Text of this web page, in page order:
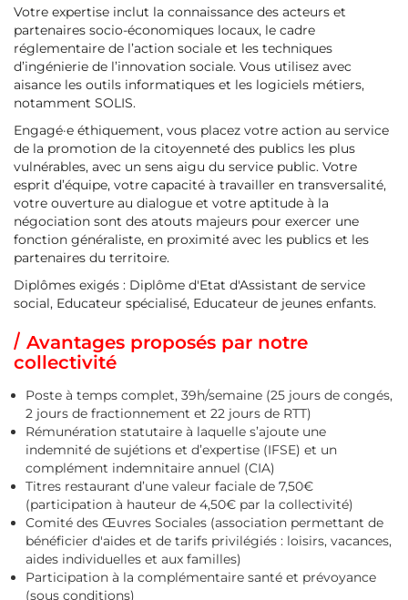
Votre expertise inclut la connaissance des acteurs et
partenaires socio-économiques locaux, le cadre
réglementaire de l’action sociale et les techniques
d’ingénierie de l’innovation sociale. Vous utilisez avec
aisance les outils informatiques et les logiciels métiers,
notamment SOLIS.
Engagé·e éthiquement, vous placez votre action au service
de la promotion de la citoyenneté des publics les plus
vulnérables, avec un sens aigu du service public. Votre
esprit d’équipe, votre capacité à travailler en transversalité,
votre ouverture au dialogue et votre aptitude à la
négociation sont des atouts majeurs pour exercer une
fonction généraliste, en proximité avec les publics et les
partenaires du territoire.
Diplômes exigés : Diplôme d'Etat d'Assistant de service
social, Educateur spécialisé, Educateur de jeunes enfants.
Avantages proposés par notre
collectivité
Poste à temps complet, 39h/semaine (25 jours de congés,
2 jours de fractionnement et 22 jours de RTT)
Rémunération statutaire à laquelle s’ajoute une
indemnité de sujétions et d’expertise (IFSE) et un
complément indemnitaire annuel (CIA)
Titres restaurant d’une valeur faciale de 7,50€
(participation à hauteur de 4,50€ par la collectivité)
Comité des Œuvres Sociales (association permettant de
bénéficier d'aides et de tarifs privilégiés : loisirs, vacances,
aides individuelles et aux familles)
Participation à la complémentaire santé et prévoyance
(sous conditions)